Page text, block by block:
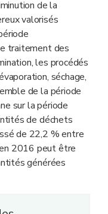
de la
valorisés
traitement des
les procédés
séchage,
de la période
sur la période
de déchets
de 22,2 % entre
2016 peut être
générées